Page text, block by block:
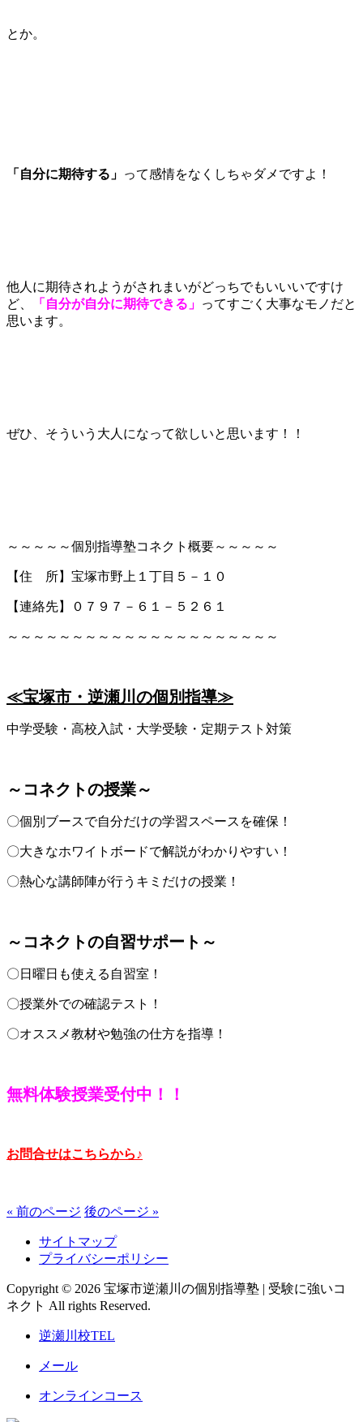
とか。
「自分に期待する」 って感情をなくしちゃダメですよ！
他人に期待されようがされまいがどっちでもいいいですけ
ど、
「自分が自分に期待できる」 ってすごく大事なモノだと
思います。
ぜひ、そういう大人になって欲しいと思います！！
～～～～～個別指導塾コネクト概要～～～～～
【住 所】宝塚市野上１丁目５－１０
【連絡先】０７９７－６１－５２６１
～～～～～～～～～～～～～～～～～～～～～
≪宝塚市・逆瀬川の個別指導≫
中学受験・高校入試・大学受験・定期テスト対策
～コネクトの授業～
〇個別ブースで自分だけの学習スペースを確保！
〇大きなホワイトボードで解説がわかりやすい！
〇熱心な講師陣が行うキミだけの授業！
～コネクトの自習サポート～
〇日曜日も使える自習室！
〇授業外での確認テスト！
〇オススメ教材や勉強の仕方を指導！
無料体験授業受付中！！
お問合せはこちらから♪
« 前のページ 後のページ »
サイトマップ
プライバシーポリシー
Copyright © 2026 宝塚市逆瀬川の個別指導塾 | 受験に強いコ
ネクト All rights Reserved.
逆瀬川校TEL
メール
オンラインコース